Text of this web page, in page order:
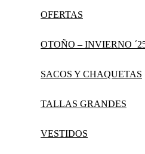
OFERTAS
OTOÑO – INVIERNO
SACOS Y CHAQUETAS
TALLAS GRANDES
VESTIDOS